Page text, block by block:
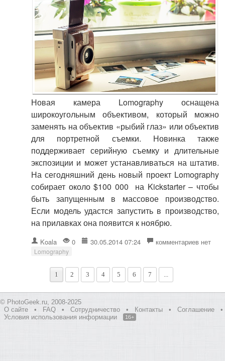
Новая камера Lomography оснащена
широкоугольным объективом, который можно
заменять на объектив «рыбий глаз» или объектив
для портретной съемки. Новинка также
поддерживает серийную съемку и длительные
экспозиции и может устанавливаться на штатив.
На сегодняшний день новый проект Lomography
собирает около $100 000 на Kickstarter – чтобы
быть запущенным в массовое производство.
Если модель удастся запустить в производство,
на прилавках она появится к ноябрю.
Koala 0 30.05.2014 07:24 комментариев нет
Lomography
1 2 3 4 5 6 7 ...
© PhotoGeek.ru, 2008-2025
О сайте
• FAQ • Сотрудничество • Контакты • Соглашение
•
Условия использования информации
16+